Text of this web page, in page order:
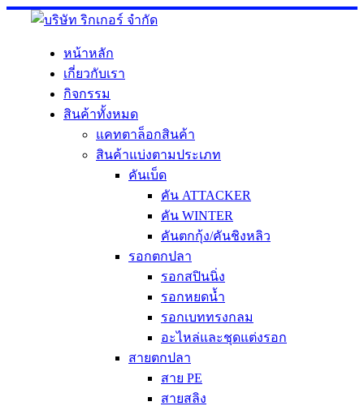
Skip
หน้าหลัก
เกี่ยวกับเรา
กิจกรรม
สินค้าทั้งหมด
แคทตาล็อกสินค้า
สินค้าแบ่งตามประเภท
คันเบ็ด
คัน ATTACKER
คัน WINTER
คันตกกุ้ง/คันชิงหลิว
รอกตกปลา
รอกสปินนิ่ง
รอกหยดน้ำ
รอกเบททรงกลม
อะไหล่และชุดแต่งรอก
สายตกปลา
สาย PE
สายสลิง